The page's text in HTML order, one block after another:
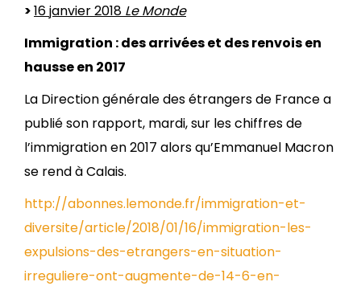
>16 janvier 2018 Le Monde
Immigration : des arrivées et des renvois en
hausse en 2017
La Direction générale des étrangers de France a
publié son rapport, mardi, sur les chiffres de
l’immigration en 2017 alors qu’Emmanuel Macron
se rend à Calais.
http://abonnes.lemonde.fr/immigration-et-
diversite/article/2018/01/16/immigration-les-
expulsions-des-etrangers-en-situation-
irreguliere-ont-augmente-de-14-6-en-